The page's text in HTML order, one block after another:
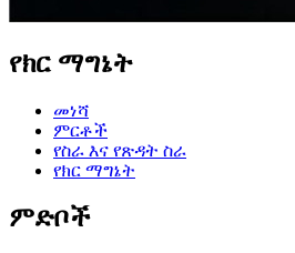
የክር ማግኔት
መነሻ
ምርቶች
የስራ እና የጽዳት ስራ
የክር ማግኔት
ምድቦች